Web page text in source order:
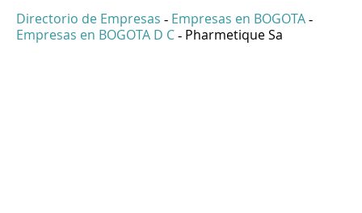
Directorio de Empresas - Empresas en BOGOTA -
Empresas en BOGOTA D C - Pharmetique Sa